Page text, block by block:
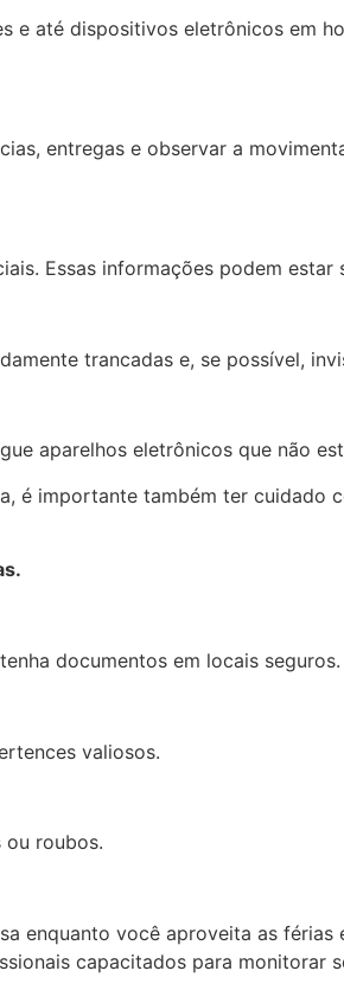
e até dispositivos eletrônicos em
entregas e observar a
Essas informações podem
trancadas e, se possível,
aparelhos eletrônicos que não
é importante também ter cuidado
documentos em locais seguros.
valiosos.
ou roubos.
enquanto você aproveita as
capacitados para monitorar